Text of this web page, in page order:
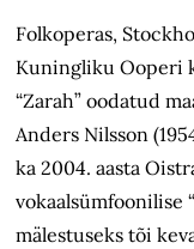
Folkoperas,
Kuningliku Ooperi
“Zarah” oodatud
Anders Nilsson
ka 2004. aasta
vokaalsümfoonilise
mälestuseks tõi